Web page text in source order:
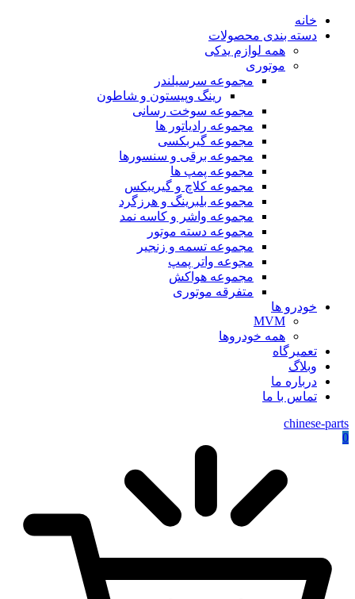
خانه
دسته بندی محصولات
همه لوازم یدکی
موتوری
مجموعه سرسیلندر
رینگ وپیستون و شاطون
مجموعه سوخت رسانی
مجموعه رادیاتور ها
مجموعه گیربکسی
مجموعه برقی و سنسورها
مجموعه پمپ ها
مجموعه کلاچ و گیریبکس
مجموعه بلبرینگ و هرزگرد
مجموعه واشر و کاسه نمد
مجموعه دسته موتور
مجموعه تسمه و زنجیر
مجوعه واتر پمپ
مجموعه هواکش
متفرقه موتوری
خودرو ها
MVM
همه خودروها
تعمیرگاه
وبلاگ
درباره ما
تماس با ما
chinese-parts
0